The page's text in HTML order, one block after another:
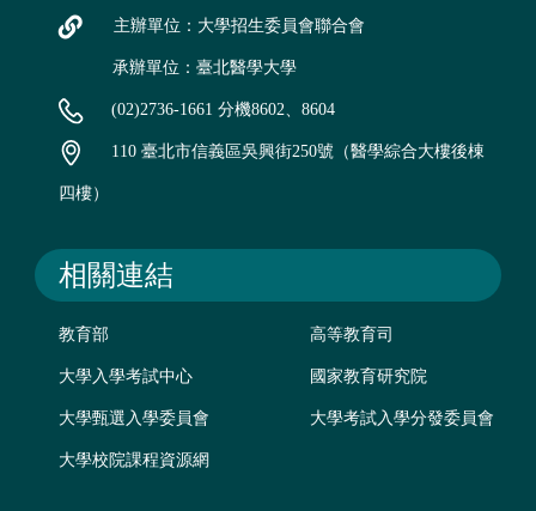
主辦單位：大學招生委員會聯合會
承辦單位：臺北醫學大學
(02)2736-1661 分機8602、8604
110 臺北市信義區吳興街250號（醫學綜合大樓後棟
四樓）
相關連結
教育部 高等教育司
大學入學考試中心 國家教育研究院
大學甄選入學委員會 大學考試入學分發委員會
大學校院課程資源網